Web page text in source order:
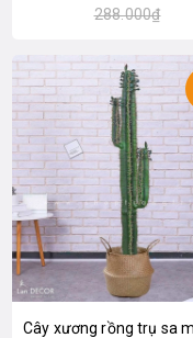
288.000₫